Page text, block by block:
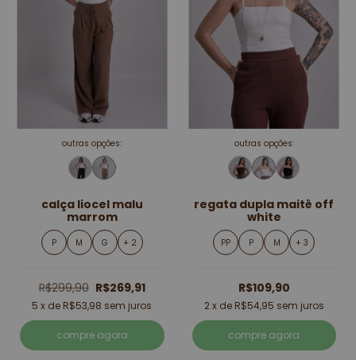
outras opções:
calça liocel malu
marrom
P M G + 2
R$299,90 R$269,91
5 x de R$53,98 sem juros
compre agora
outras opções:
regata dupla maitê off
white
PP P M + 3
R$109,90
2x de R$54,95 sem juros
compre agora